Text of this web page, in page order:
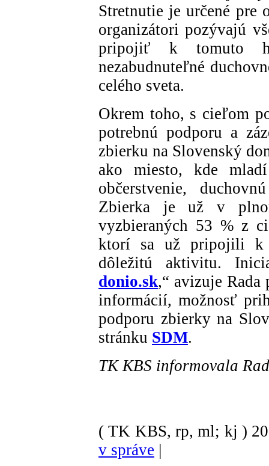
Stretnutie je určené pre
organizátori pozývajú
pripojiť k tomuto
nezabudnuteľné
celého sveta.
Okrem toho, s cieľom
potrebnú podporu a
zbierku na Slovenský
ako miesto, kde
občerstvenie,
Zbierka je už v
vyzbieraných 53 % z
ktorí sa už pripojili k
dôležitú aktivitu.
donio.sk,“ avizuje Rada
informácií, možnosť
podporu zbierky na
stránku SDM.
TK KBS informovala
( TK KBS, rp, ml; kj )
v správe |